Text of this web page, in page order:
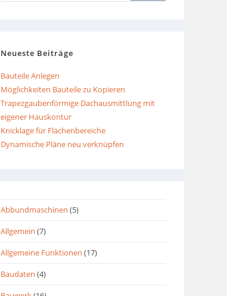
Neueste Beiträge
Bauteile Anlegen
Möglichkeiten Bauteile zu Kopieren
Trapezgaubenförmige Dachausmittlung mit
eigener Hauskontur
Knicklage für Flächenbereiche
Dynamische Pläne neu verknüpfen
Abbundmaschinen (5)
Allgemein (7)
Allgemeine Funktionen (17)
Baudaten (4)